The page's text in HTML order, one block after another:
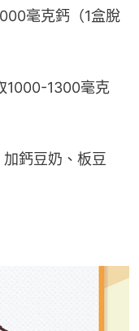
毫克鈣（1盒脫
1000-1300毫克
加鈣豆奶、板豆